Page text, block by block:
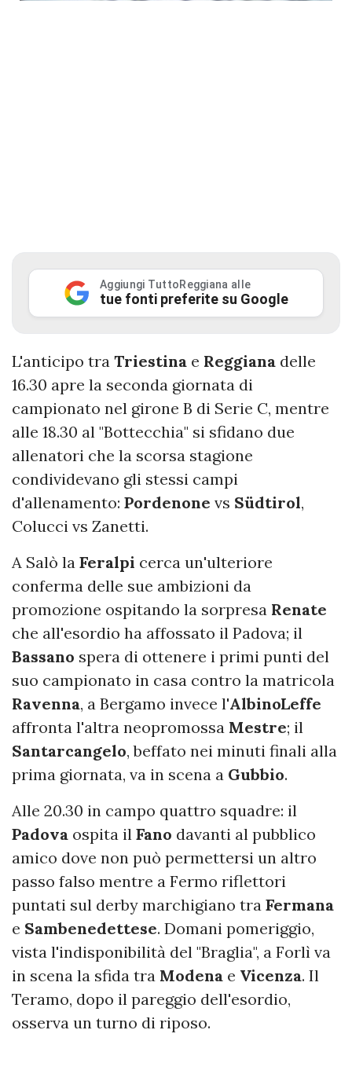
Aggiungi TuttoReggiana alle
tue fonti preferite su Google
L'anticipo tra Triestina e Reggiana delle
16.30 apre la seconda giornata di
campionato nel girone B di Serie C, mentre
alle 18.30 al "Bottecchia" si sfidano due
allenatori che la scorsa stagione
condividevano gli stessi campi
d'allenamento: Pordenone vs Südtirol,
Colucci vs Zanetti.
A Salò la Feralpi cerca un'ulteriore
conferma delle sue ambizioni da
promozione ospitando la sorpresa Renate
che all'esordio ha affossato il Padova; il
Bassano spera di ottenere i primi punti del
suo campionato in casa contro la matricola
Ravenna, a Bergamo invece l'AlbinoLeffe
affronta l'altra neopromossa Mestre; il
Santarcangelo, beffato nei minuti finali alla
prima giornata, va in scena a Gubbio.
Alle 20.30 in campo quattro squadre: il
Padova ospita il Fano davanti al pubblico
amico dove non può permettersi un altro
passo falso mentre a Fermo riflettori
puntati sul derby marchigiano tra Fermana
e Sambenedettese. Domani pomeriggio,
vista l'indisponibilità del "Braglia", a Forlì va
in scena la sfida tra Modena e Vicenza. Il
Teramo, dopo il pareggio dell'esordio,
osserva un turno di riposo.